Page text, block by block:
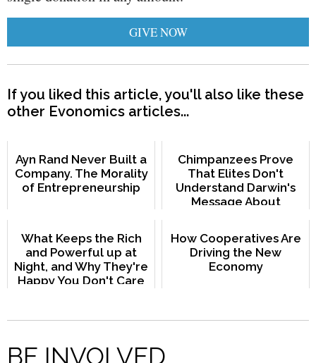
GIVE NOW
If you liked this article, you'll also like these
other Evonomics articles...
Ayn Rand Never Built a
Company. The Morality
of Entrepreneurship
Chimpanzees Prove
That Elites Don't
Understand Darwin's
Message About
What Keeps the Rich
and Powerful up at
Night, and Why They're
Happy You Don't Care
How Cooperatives Are
Driving the New
Economy
BE INVOLVED